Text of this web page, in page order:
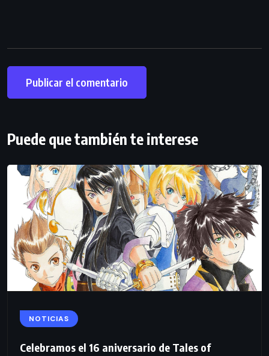
Puede que también te interese
NOTICIAS
Celebramos el 16 aniversario de Tales of